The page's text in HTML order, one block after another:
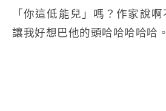
「你這低能兒」嗎？作家說啊
讓我好想巴他的頭哈哈哈哈哈。